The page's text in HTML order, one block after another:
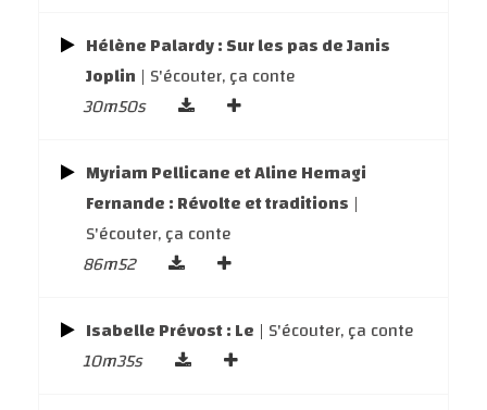
Hélène Palardy : Sur les pas de Janis
Joplin | S'écouter, ça conte
30m50s
Myriam Pellicane et Aline Hemagi
Fernande : Révolte et traditions |
S'écouter, ça conte
86m52
Isabelle Prévost : Le | S'écouter, ça conte
10m35s